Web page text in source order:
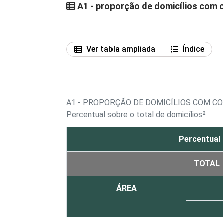
A1 - proporção de domicílios com
Ver tabla ampliada Índice
A1 - PROPORÇÃO DE DOMICÍLIOS COM
Percentual sobre o total de domicílios²
Percentual
TOTAL
ÁREA